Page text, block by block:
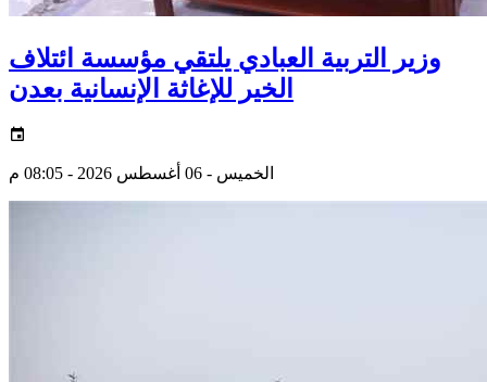
وزير التربية العبادي يلتقي مؤسسة ائتلاف
الخير للإغاثة الإنسانية بعدن
الخميس - 06 أغسطس 2026 - 08:05 م